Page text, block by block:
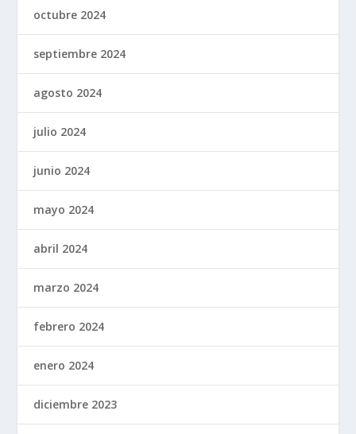
octubre 2024
septiembre 2024
agosto 2024
julio 2024
junio 2024
mayo 2024
abril 2024
marzo 2024
febrero 2024
enero 2024
diciembre 2023